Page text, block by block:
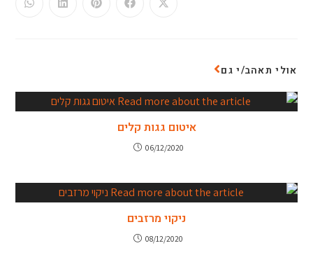
אולי תאהב/י גם
איטום גגות קלים
06/12/2020
ניקוי מרזבים
08/12/2020